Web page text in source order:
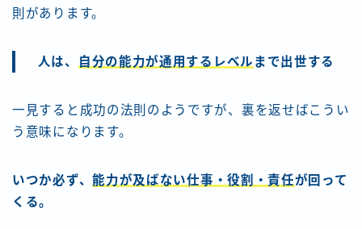
則があります。
人は、 自分の能力が通用するレベル まで出世する
一見すると成功の法則のようですが、裏を返せばこうい
う意味になります。
いつか必ず、能力が及ばない仕事・役割・責任が回って
くる。